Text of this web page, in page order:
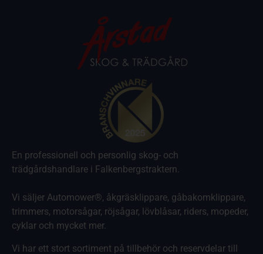
En professionell och personlig skog- och
trädgårdshandlare i Falkenbergstraktern.
Vi säljer Automower®, åkgräsklippare, gåbakomklippare,
trimmers, motorsågar, röjsågar, lövblåsar, riders, mopeder,
cyklar och mycket mer.
Vi har ett stort sortiment på tillbehör och reservdelar till